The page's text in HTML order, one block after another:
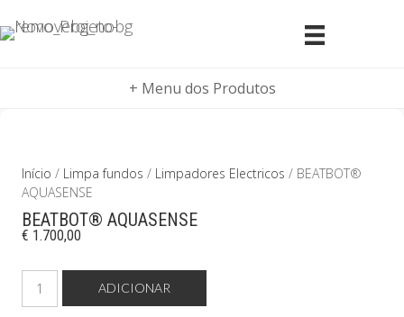
+ Menu dos Produtos
Início / Limpa fundos / Limpadores Electricos / BEATBOT®
AQUASENSE
BEATBOT® AQUASENSE
€ 1.700,00
Quantidade
de
ADICIONAR